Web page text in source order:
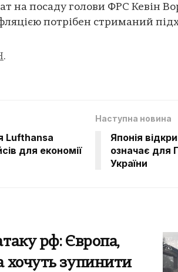
на посаду голови ФРС Кевін
потрібен стриманий
.
Lufthansa
для економії
Наступна новина
Японія
означає для
України
рф: Європа,
хочуть зупинити